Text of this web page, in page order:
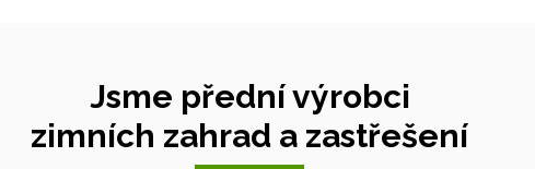
Jsme přední výrobci
zimních zahrad a zastřešení